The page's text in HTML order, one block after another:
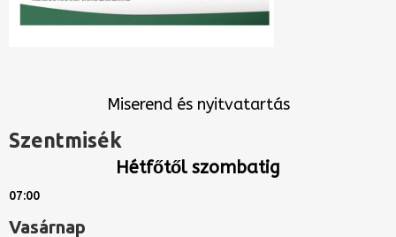
Miserend és nyitvatartás
Szentmisék
Hétfőtől szombatig
07:00
Vasárnap